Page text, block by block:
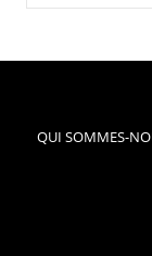
QUI SOMMES-